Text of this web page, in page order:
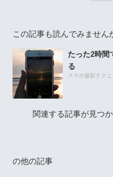
この記事も読んでみません
たった2時間
る
スマホ撮影テク
関連する記事が見つか
の他の記事